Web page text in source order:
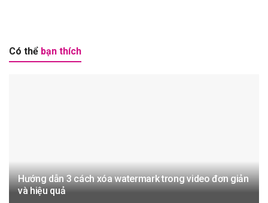
Có thể bạn thích
Hướng dẫn 3 cách xóa watermark trong video đơn giản
và hiệu quả